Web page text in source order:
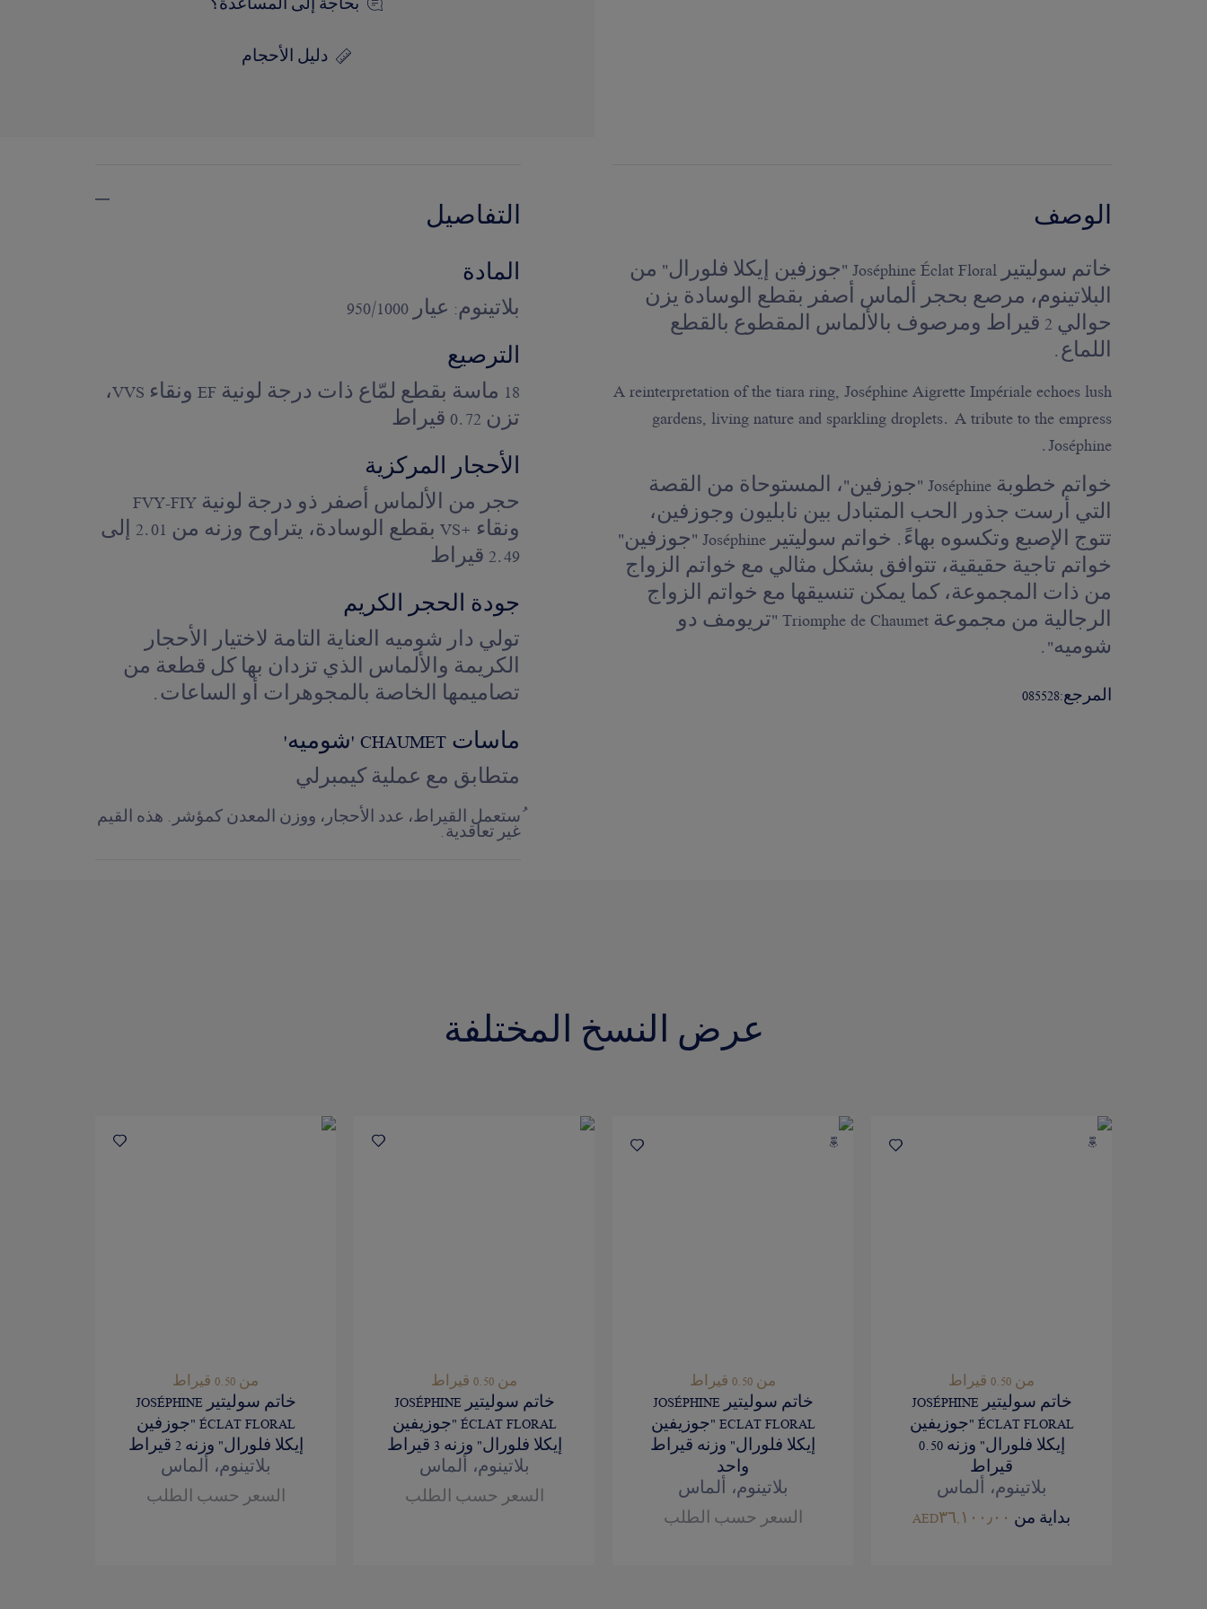
دليل الأحجام
الوصف
خاتم سوليتير Joséphine Éclat Floral "جوزفين إيكلا فلورال" من
البلاتينوم، مرصع بحجر ألماس أصفر بقطع الوسادة يزن
حوالي 2 قيراط ومرصوف بالألماس المقطوع بالقطع
اللماع.
A reinterpretation of the tiara ring, Joséphine Aigrette Impériale echoes lush
gardens, living nature and sparkling droplets. A tribute to the empress
Joséphine.
خواتم خطوبة Joséphine "جوزفين"، المستوحاة من القصة
التي أرست جذور الحب المتبادل بين نابليون وجوزفين،
تتوج الإصبع وتكسوه بهاءً. خواتم سوليتير Joséphine "جوزفين"
خواتم تاجية حقيقية، تتوافق بشكل مثالي مع خواتم الزواج
من ذات المجموعة، كما يمكن تنسيقها مع خواتم الزواج
الرجالية من مجموعة Triomphe de Chaumet "تريومف دو
شوميه".
المرجع:085528
التفاصيل
المادة
بلاتينوم: عيار‏ 950/1000
الترصيع
18 ماسة بقطع لمّاع ذات درجة لونية EF ونقاء VVS،
تزن 0.72 قيراط
الأحجار المركزية
حجر من الألماس أصفر ذو درجة لونية FVY-FIY
ونقاء +VS بقطع الوسادة، يتراوح وزنه من 2.01 إلى
2.49 قيراط
جودة الحجر الكريم
تولي دار شوميه العناية التامة لاختيار الأحجار
الكريمة والألماس الذي تزدان بها كل قطعة من
تصاميمها الخاصة بالمجوهرات أو الساعات.
ماسات CHAUMET 'شوميه'
متطابق مع عملية كيمبرلي
ُستعمل القيراط، عدد الأحجار، ووزن المعدن كمؤشر. هذه القيم
غير تعاقدية.
عرض النسخ المختلفة
من 0.50 قيراط
خاتم سوليتير JOSÉPHINE
ÉCLAT FLORAL "جوزيفين
إيكلا فلورال" وزنه 0.50
قيراط
بلاتينوم، ألماس
بداية من AED٣٦,١٠٠٫٠٠
من 0.50 قيراط
خاتم سوليتير JOSÉPHINE
ECLAT FLORAL "جوزيفين
إيكلا فلورال" وزنه قيراط
واحد
بلاتينوم، ألماس
السعر حسب الطلب
من 0.50 قيراط
خاتم سوليتير JOSÉPHINE
ÉCLAT FLORAL "جوزيفين
إيكلا فلورال" وزنه 3 قيراط
بلاتينوم، ألماس
السعر حسب الطلب
من 0.50 قيراط
خاتم سوليتير JOSÉPHINE
ÉCLAT FLORAL "جوزفين
إيكلا فلورال" وزنه 2 قيراط
بلاتينوم، ألماس
السعر حسب الطلب